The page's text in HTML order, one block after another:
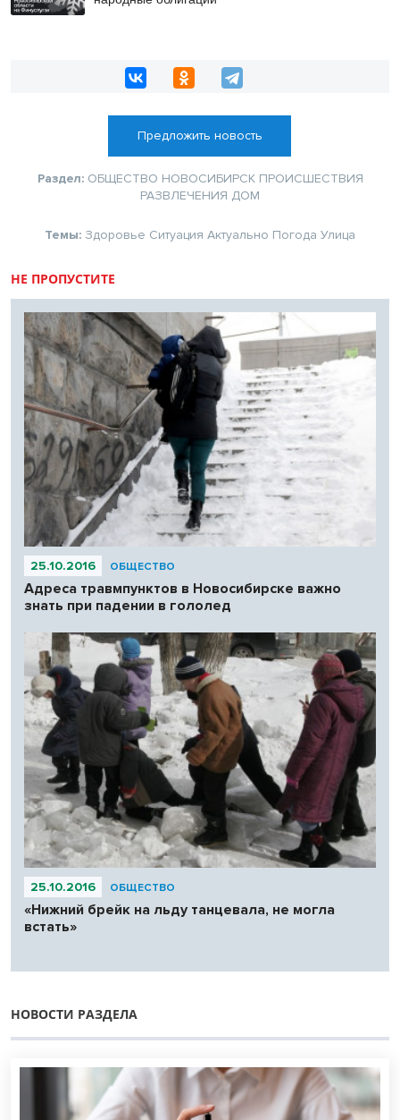
Предложить новость
Раздел: ОБЩЕСТВО НОВОСИБИРСК ПРОИСШЕСТВИЯ
РАЗВЛЕЧЕНИЯ ДОМ
Темы: Здоровье Ситуация Актуально Погода Улица
НЕ ПРОПУСТИТЕ
25.10.2016 ОБЩЕСТВО
Адреса травмпунктов в Новосибирске важно
знать при падении в гололед
25.10.2016 ОБЩЕСТВО
«Нижний брейк на льду танцевала, не могла
встать»
НОВОСТИ РАЗДЕЛА